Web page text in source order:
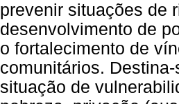
prevenir situações de
desenvolvimento de
o fortalecimento de
comunitários.
situação de